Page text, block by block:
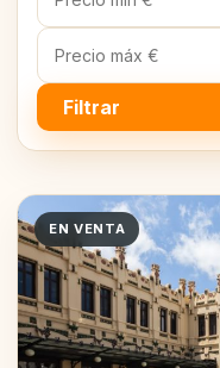
Filtrar
EN VENTA